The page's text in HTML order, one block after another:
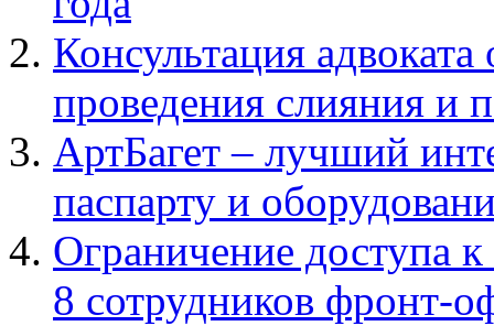
Консультация
проведения слияния и
АртБагет – лучший
паспарту и
Ограничение доступа
8 сотрудников фронт-